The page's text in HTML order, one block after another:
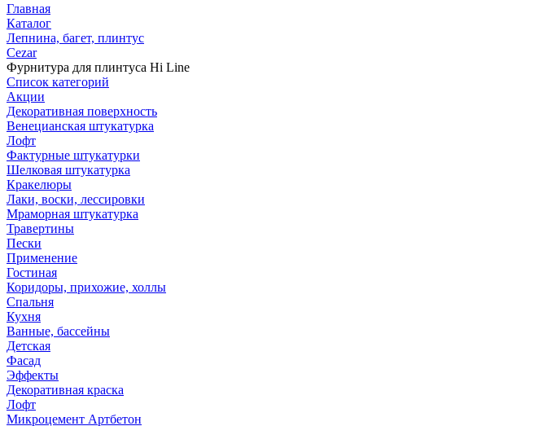
Главная
Каталог
Лепнина, багет, плинтус
Cezar
Фурнитура для плинтуса Hi Line
Список категорий
Акции
Декоративная поверхность
Венецианская штукатурка
Лофт
Фактурные штукатурки
Шелковая штукатурка
Кракелюры
Лаки, воски, лессировки
Мраморная штукатурка
Травертины
Пески
Применение
Гостиная
Коридоры, прихожие, холлы
Спальня
Кухня
Ванные, бассейны
Детская
Фасад
Эффекты
Декоративная краска
Лофт
Микроцемент Артбетон